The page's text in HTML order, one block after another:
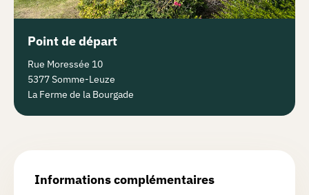
Point de départ
Rue Moressée 10
5377 Somme-Leuze
La Ferme de la Bourgade
Informations complémentaires